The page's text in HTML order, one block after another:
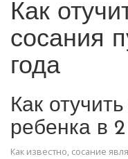
Как
сосания
года
Как
ребенка в 2
Как известно, сосание